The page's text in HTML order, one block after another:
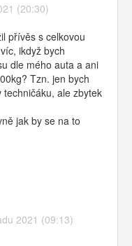
(20:30)
přívěs s celkovou
ikdyž bych
dle mého auta a ani
Tzn. jen bych
ale zbytek
jak by se na to
2021 (09:13)